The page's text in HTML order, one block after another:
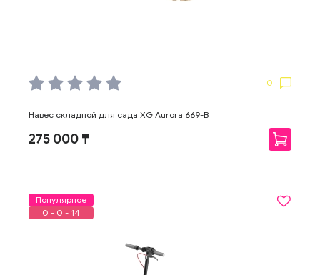
0
Навес складной для сада XG Aurora 669-B
275 000 ₸
Популярное
0 - 0 - 14